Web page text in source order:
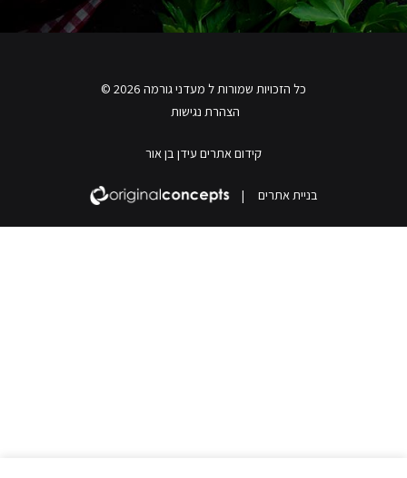
כל הזכויות שמורות ל מעדני גורמה 2026 ©
הצהרת נגישות
קידום אתרים עידן בן אור
בניית אתרים |